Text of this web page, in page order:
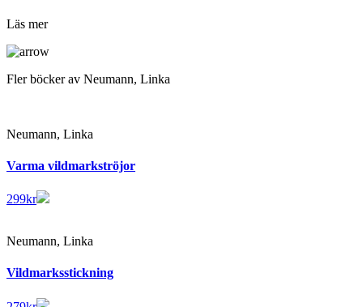
Läs mer
Fler böcker av Neumann, Linka
Neumann, Linka
Varma vildmarkströjor
299kr
Neumann, Linka
Vildmarksstickning